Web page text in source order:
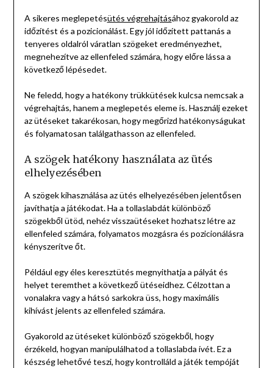
A sikeres meglepetésütés végrehajtásához gyakorold az
időzítést és a pozicionálást. Egy jól időzített pattanás a
tenyeres oldalról váratlan szögeket eredményezhet,
megnehezítve az ellenfeled számára, hogy előre lássa a
következő lépésedet.
Ne feledd, hogy a hatékony trükkütések kulcsa nemcsak a
végrehajtás, hanem a meglepetés eleme is. Használj ezeket
az ütéseket takarékosan, hogy megőrizd hatékonyságukat
és folyamatosan találgathasson az ellenfeled.
A szögek hatékony használata az ütés
elhelyezésében
A szögek kihasználása az ütés elhelyezésében jelentősen
javíthatja a játékodat. Ha a tollaslabdát különböző
szögekből ütöd, nehéz visszaütéseket hozhatsz létre az
ellenfeled számára, folyamatos mozgásra és pozicionálásra
kényszerítve őt.
Például egy éles keresztütés megnyithatja a pályát és
helyet teremthet a következő ütéseidhez. Célzottan a
vonalakra vagy a hátsó sarkokra üss, hogy maximális
kihívást jelents az ellenfeled számára.
Gyakorold az ütéseket különböző szögekből, hogy
érzékeld, hogyan manipulálhatod a tollaslabda ívét. Ez a
készség lehetővé teszi, hogy kontrolláld a játék tempóját